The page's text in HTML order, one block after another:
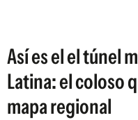
Así es el el túnel
Latina: el coloso
mapa regional